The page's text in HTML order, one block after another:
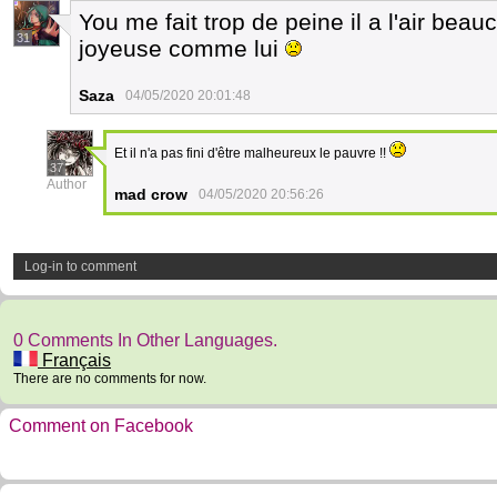
31
You me fait trop de peine il a l'air
joyeuse comme lui
Saza 04/05/2020 20:01:48
37
Author
Et il n'a pas fini d'être malheureux le pauvre !!
mad crow 04/05/2020 20:56:26
Log-in to comment
0 Comments In Other Languages.
Français
There are no comments for now.
Comment on Facebook